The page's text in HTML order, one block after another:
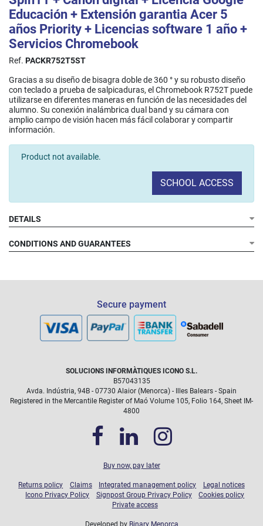
Educación + Extensión garantia Acer 5
años Priority + Licencias software 1 año +
Servicios Chromebook
Ref. PACKR752T5ST
Gracias a su diseño de bisagra doble de 360 ° y su robusto diseño
con teclado a prueba de salpicaduras, el Chromebook R752T puede
utilizarse en diferentes maneras en función de las necesidades del
alumno. Su conexión inalámbrica dual band y su cámara con
amplio campo de visión hacen más fácil colaborar y compartir
información.​
Product not available.
SCHOOL ACCESS
DETAILS
CONDITIONS AND GUARANTEES
Las intervenciones debidas a daños accidentales (rotura de
el plan, no tendrán costeSecure payment
SOLUCIONS INFORMÀTIQUES ICONO S.L.
B57043135
Avda. Indústria, 94B - 07730 Alaior (Menorca) - Illes Balears - Spain
Registered in the Mercantile Register of Maó Volume 105, Folio 164, Sheet IM-
4800
Buy now, pay later
Returns policy Claims Integrated management policy
Legal notices
Icono Privacy Policy
Signpost Group Privacy Policy
Cookies policy
Private access
Developed by Binary Menorca